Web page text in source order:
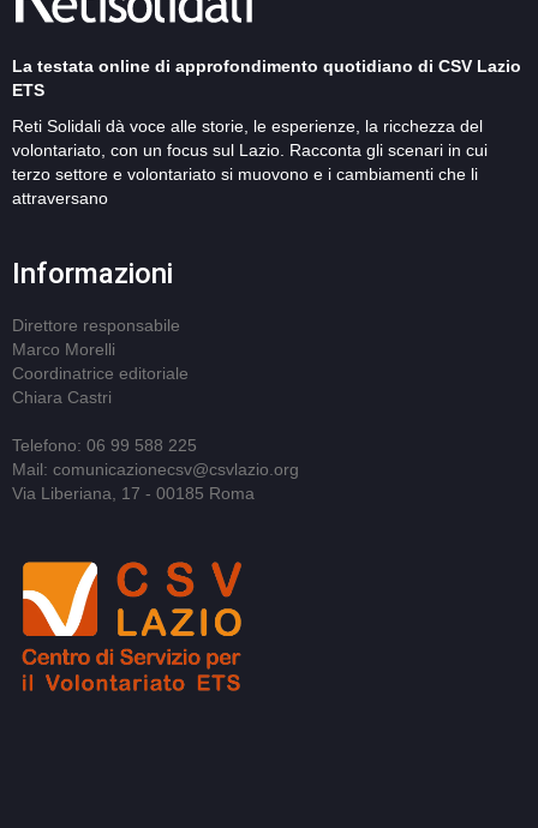
La testata online di approfondimento quotidiano di CSV Lazio
ETS
Reti Solidali dà voce alle storie, le esperienze, la ricchezza del
volontariato, con un focus sul Lazio. Racconta gli scenari in cui
terzo settore e volontariato si muovono e i cambiamenti che li
attraversano
Informazioni
Direttore responsabile
Marco Morelli
Coordinatrice editoriale
Chiara Castri
Telefono: 06 99 588 225
Mail: comunicazionecsv@csvlazio.org
Via Liberiana, 17 - 00185 Roma